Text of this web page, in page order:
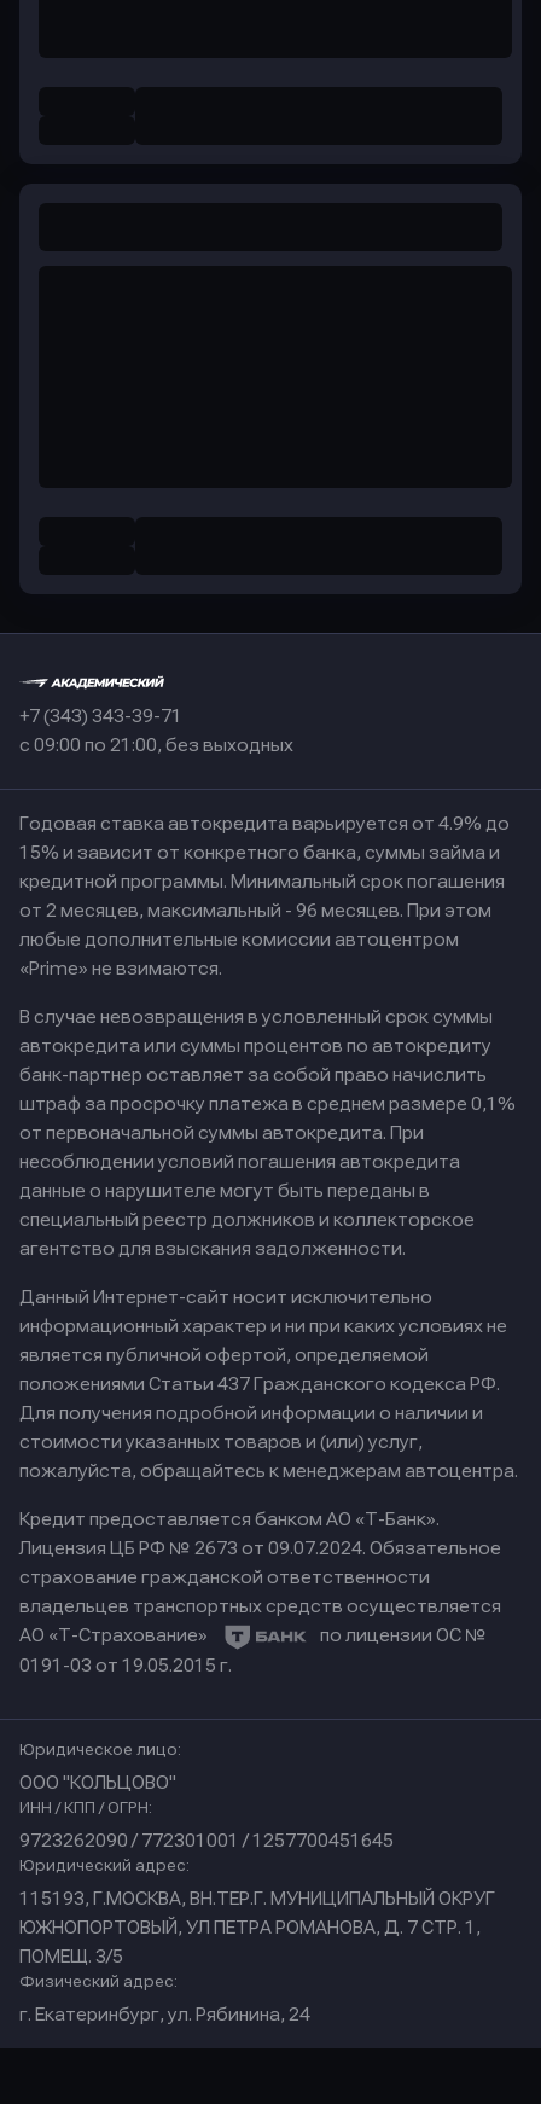
+7 (343) 343-39-71
с 09:00 по 21:00, без выходных
Годовая ставка автокредита варьируется от 4.9% до
15% и зависит от конкретного банка, суммы займа и
кредитной программы. Минимальный срок погашения
от 2 месяцев, максимальный - 96 месяцев. При этом
любые дополнительные комиссии автоцентром
«Prime» не взимаются.
В случае невозвращения в условленный срок суммы
автокредита или суммы процентов по автокредиту
банк-партнер оставляет за собой право начислить
штраф за просрочку платежа в среднем размере 0,1%
от первоначальной суммы автокредита. При
несоблюдении условий погашения автокредита
данные о нарушителе могут быть переданы в
специальный реестр должников и коллекторское
агентство для взыскания задолженности.
Данный Интернет-сайт носит исключительно
информационный характер и ни при каких условиях не
является публичной офертой, определяемой
положениями Статьи 437 Гражданского кодекса РФ.
Для получения подробной информации о наличии и
стоимости указанных товаров и (или) услуг,
пожалуйста, обращайтесь к менеджерам автоцентра.
Кредит предоставляется банком АО «Т-Банк».
Лицензия ЦБ РФ № 2673 от 09.07.2024. Обязательное
страхование гражданской ответственности
владельцев транспортных средств осуществляется
АО «Т-Страхование»
по лицензии ОС №
0191-03 от 19.05.2015 г.
Юридическое лицо:
ООО "КОЛЬЦОВО"
ИНН / КПП / ОГРН:
9723262090 / 772301001 / 1257700451645
Юридический адрес:
115193, Г.МОСКВА, ВН.ТЕР.Г. МУНИЦИПАЛЬНЫЙ ОКРУГ
ЮЖНОПОРТОВЫЙ, УЛ ПЕТРА РОМАНОВА, Д. 7 СТР. 1,
ПОМЕЩ. 3/5
Физический адрес:
г. Екатеринбург, ул. Рябинина, 24